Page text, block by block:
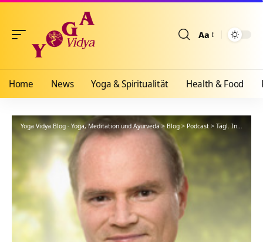
Aa
Home News Yoga & Spiritualität Health & Food
Yoga Vidya Blog - Yoga, Meditation und Ayurveda> Blog > Podcast> Tägl. Inspiration